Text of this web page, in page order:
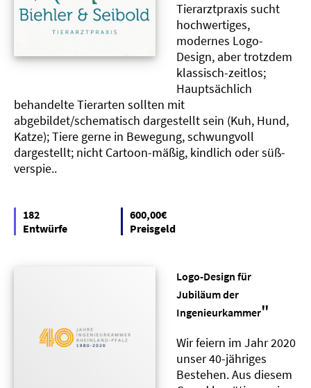
Tierarztpraxis sucht
hochwertiges,
modernes Logo-
Design, aber trotzdem
klassisch-zeitlos;
Hauptsächlich
behandelte Tierarten sollten mit
abgebildet/schematisch dargestellt sein (Kuh, Hund,
Katze); Tiere gerne in Bewegung, schwungvoll
dargestellt; nicht Cartoon-mäßig, kindlich oder süß-
verspie..
182
Entwürfe
600,00€
Preisgeld
Logo-Design für
Jubiläum der
Ingenieurkammer"
Wir feiern im Jahr 2020
unser 40-jähriges
Bestehen. Aus diesem